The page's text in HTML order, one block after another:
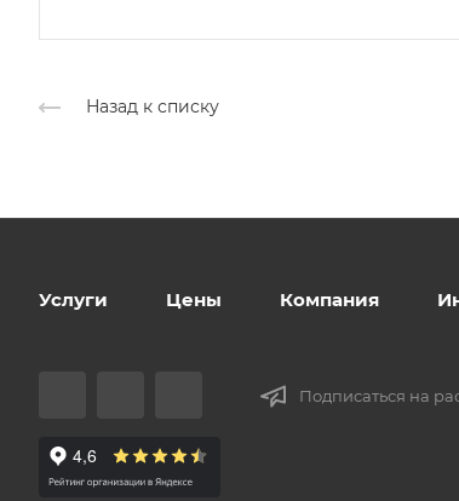
Назад к списку
Услуги Цены Компания
Подписаться на